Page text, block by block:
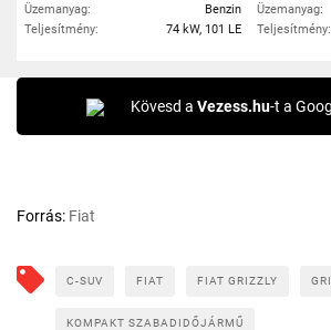
Üzemanyag:
Benzin
Teljesítmény:
74 kW, 101 LE
Üzemanyag:
Teljesítmény:
Kövesd a Vezess.hu-t a
Forrás: Fiat
C-SUV FIAT FIAT GRIZZLY
KOMPAKT SZABADIDŐJÁRMŰ